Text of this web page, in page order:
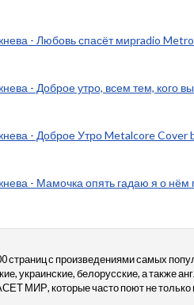
- Любовь спасёт мирradio Metro
- Доброе утро, всем тем, кого
- Доброе Утро Metalcore Cover
- Мамочка опять гадаю я о нём
страниц с произведениями самых
украинские, белорусские, а также
МИР, которые часто поют не только